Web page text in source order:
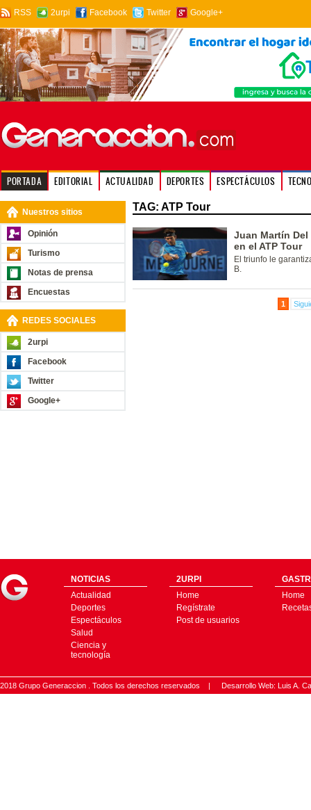
RSS 2urpi Facebook Twitter Google+
PORTADA EDITORIAL ACTUALIDAD DEPORTES ESPECTÁCULOS
Nuestros sitios
Opinión
Turismo
Notas de prensa
Encuestas
REDES SOCIALES
2urpi
Facebook
Twitter
Google+
TAG: ATP Tour
Juan Martín
en el ATP Tour
El triunfo le
B.
1
NOTICIAS
Actualidad
Deportes
Espectáculos
Salud
Ciencia y
tecnología
2URPI
Home
Regístrate
Post de usuarios
Home
2018 Grupo Generaccion . Todos los derechos reservados | Desarrollo Web: Luis